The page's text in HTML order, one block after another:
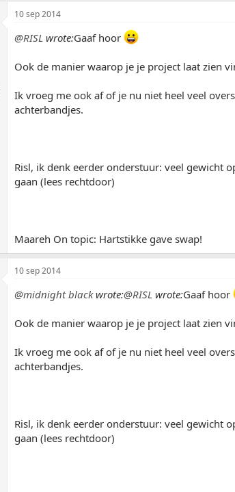
10 sep 2014
@RISL wrote:Gaaf hoor
Ook de manier waarop je je project laat zien
Ik vroeg me ook af of je nu niet heel veel
achterbandjes.
Risl, ik denk eerder onderstuur: veel gewicht
gaan (lees rechtdoor)
Maareh On topic: Hartstikke gave swap!
10 sep 2014
@midnight blackwrote:@RISL wrote:Gaaf hoor
Ook de manier waarop je je project laat zien
Ik vroeg me ook af of je nu niet heel veel
achterbandjes.
Risl, ik denk eerder onderstuur: veel gewicht
gaan (lees rechtdoor)